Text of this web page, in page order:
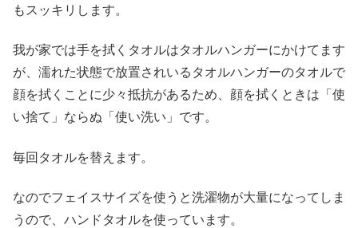
もスッキリします。
我が家では手を拭くタオルはタオルハンガーにかけてます
が、濡れた状態で放置されいるタオルハンガーのタオルで
顔を拭くことに少々抵抗があるため、顔を拭くときは「使
い捨て」ならぬ「使い洗い」です。
毎回タオルを替えます。
なのでフェイスサイズを使うと洗濯物が大量になってしま
うので、ハンドタオルを使っています。